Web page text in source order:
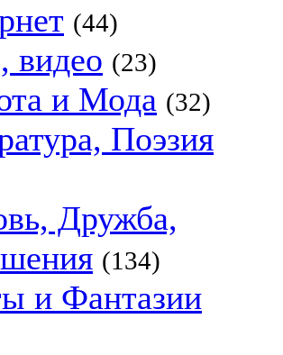
(44)
видео (23)
и Мода (32)
Поэзия
Дружба,
(134)
и Фантазии